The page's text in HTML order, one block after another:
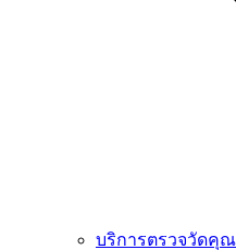
บริการตรวจวัดคุ